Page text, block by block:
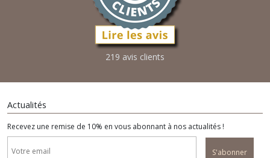
219 avis clients
Actualités
Recevez une remise de 10% en vous abonnant à nos actualités !
S'abonner